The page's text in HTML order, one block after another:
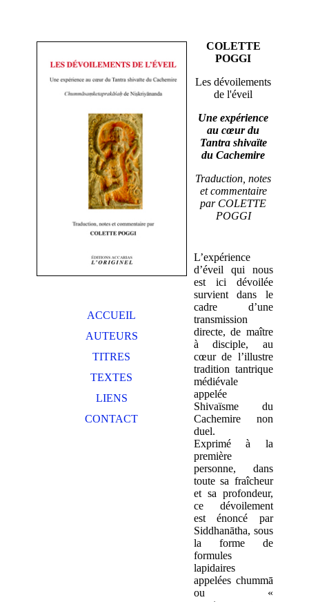
ACCUEIL
AUTEURS
TITRES
TEXTES
LIENS
CONTACT
COLETTE
POGGI
Les dévoilements
de l'éveil
Une expérience
au cœur du
Tantra shivaïte
du Cachemire
Traduction, notes
et commentaire
par COLETTE
POGGI
L’expérience
d’éveil qui nous
est ici dévoilée
survient dans le
cadre d’une
transmission
directe, de maître
à disciple, au
cœur de l’illustre
tradition tantrique
médiévale
appelée
Shivaïsme du
Cachemire non
duel.
Exprimé à la
première
personne, dans
toute sa fraîcheur
et sa profondeur,
ce dévoilement
est énoncé par
Siddhanātha, sous
la forme de
formules
lapidaires
appelées chummā
ou «